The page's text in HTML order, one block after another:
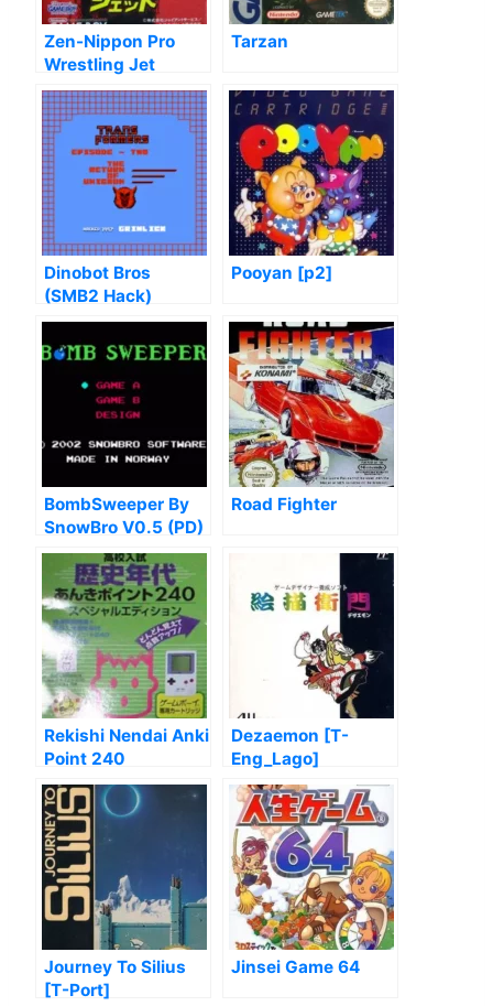
Zen-Nippon Pro
Wrestling Jet
Tarzan
Dinobot Bros
(SMB2 Hack)
Pooyan [p2]
BombSweeper By
SnowBro V0.5 (PD)
Road Fighter
Rekishi Nendai Anki
Point 240
Dezaemon [T-
Eng_Lago]
Journey To Silius
[T-Port]
Jinsei Game 64